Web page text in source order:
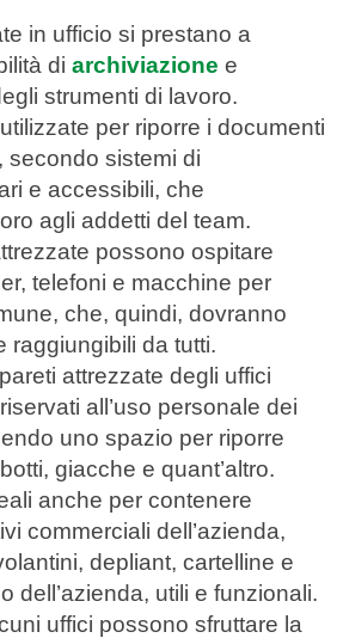
in ufficio si prestano a
di archiviazione e
strumenti di lavoro.
per riporre i documenti
secondo sistemi di
e accessibili, che
agli addetti del team.
possono ospitare
telefoni e macchine per
che, quindi, dovranno
raggiungibili da tutti.
attrezzate degli uffici
all’uso personale dei
uno spazio per riporre
giacche e quant’altro.
anche per contenere
commerciali dell’azienda,
depliant, cartelline e
dell’azienda, utili e funzionali.
uffici possono sfruttare la